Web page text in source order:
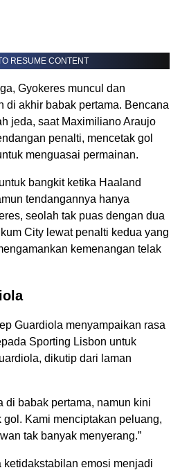
RESUME CONTENT
Gyokeres muncul dan
di akhir babak pertama. Bencana
jeda, saat Maximiliano Araujo
penalti, mencetak gol
menguasai permainan.
bangkit ketika Haaland
tendangannya hanya
seolah tak puas dengan dua
City lewat penalti kedua yang
kemenangan telak
Guardiola menyampaikan rasa
Sporting Lisbon untuk
dikutip dari laman
di babak pertama, namun kini
gol. Kami menciptakan peluang,
tak banyak menyerang.”
ketidakstabilan emosi menjadi